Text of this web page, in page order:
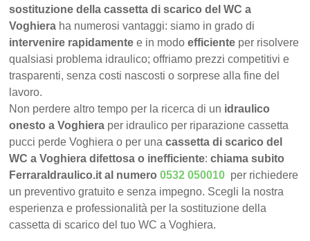
sostituzione della cassetta di scarico del WC a
Voghiera ha numerosi vantaggi: siamo in grado di
intervenire rapidamente e in modoefficiente per risolvere
qualsiasi problema idraulico; offriamo prezzi competitivi e
trasparenti, senza costi nascosti o sorprese alla fine del
lavoro.
Non perdere altro tempo per la ricerca di un idraulico
onesto a Voghiera per idraulico per riparazione cassetta
pucci perde Voghiera o per unacassetta di scarico del
WC a Voghiera difettosa o inefficiente:chiama subito
FerraraIdraulico.it al numero0532 050010 per richiedere
un preventivo gratuito e senza impegno. Scegli la nostra
esperienza e professionalità per la sostituzione della
cassetta di scarico del tuo WC a Voghiera.